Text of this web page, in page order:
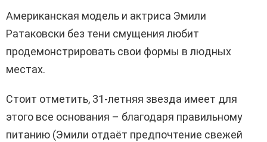
Американская модель и актриса Эмили
Ратаковски без тени смущения любит
продемонстрировать свои формы в людных
местах.
Стоит отметить, 31-летняя звезда имеет для
этого все основания – благодаря правильному
питанию (Эмили отдаёт предпочтение свежей